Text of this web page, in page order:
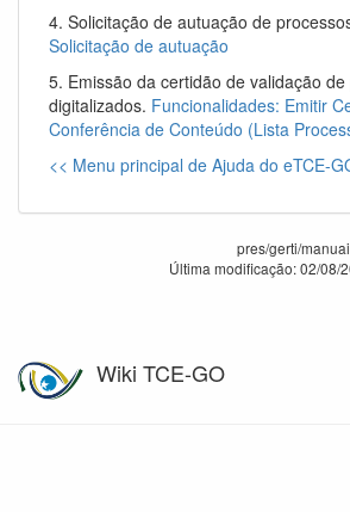
4. Solicitação de autuação de
Solicitação de autuação
5. Emissão da certidão de validação
digitalizados. Funcionalidades: Emitir
Conferência de Conteúdo (Lista
<< Menu principal de Ajuda do eTCE-
pres/gerti/
Última modificação:02/08/
Wiki TCE-GO